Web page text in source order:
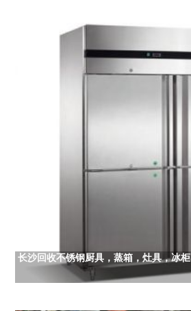
长沙回收不锈钢厨具，蒸箱，灶具，冰柜